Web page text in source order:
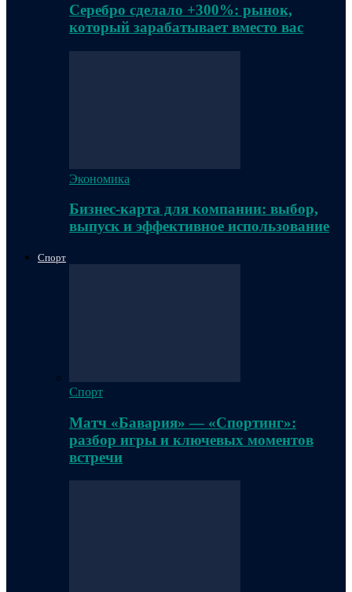
Серебро сделало +300%: рынок,
который зарабатывает вместо вас
Экономика
Бизнес-карта для компании: выбор,
выпуск и эффективное использование
Спорт
Спорт
Матч «Бавария» — «Спортинг»:
разбор игры и ключевых моментов
встречи